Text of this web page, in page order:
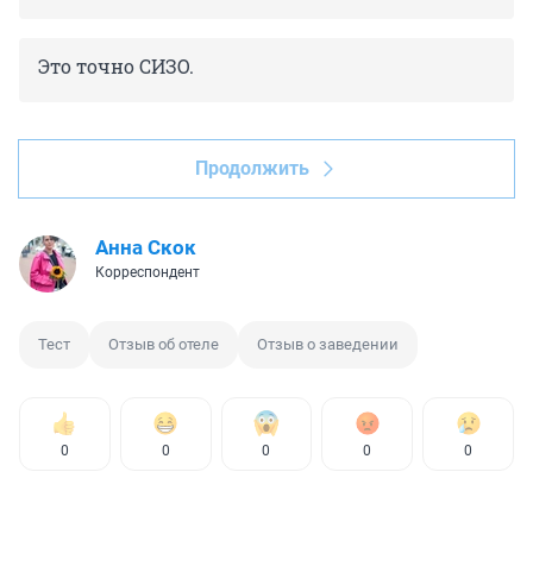
Это точно СИЗО.
Продолжить
Анна Скок
Корреспондент
Тест Отзыв об отеле Отзыв о заведении
0 0 0 0 0